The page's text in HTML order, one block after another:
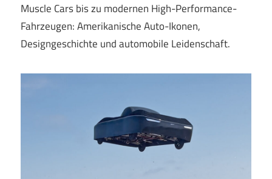
Muscle Cars bis zu modernen High-Performance-
Fahrzeugen: Amerikanische Auto-Ikonen,
Designgeschichte und automobile Leidenschaft.